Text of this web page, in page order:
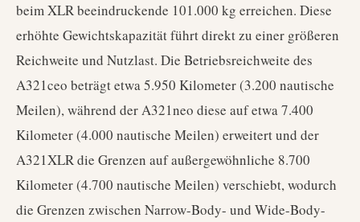
beim XLR beeindruckende 101.000 kg erreichen. Diese
erhöhte Gewichtskapazität führt direkt zu einer größeren
Reichweite und Nutzlast. Die Betriebsreichweite des
A321ceo beträgt etwa 5.950 Kilometer (3.200 nautische
Meilen), während der A321neo diese auf etwa 7.400
Kilometer (4.000 nautische Meilen) erweitert und der
A321XLR die Grenzen auf außergewöhnliche 8.700
Kilometer (4.700 nautische Meilen) verschiebt, wodurch
die Grenzen zwischen Narrow-Body- und Wide-Body-